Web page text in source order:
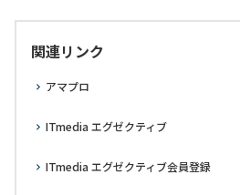
関連リンク
アマプロ
ITmedia エグゼクティブ
ITmedia エグゼクティブ会員登録